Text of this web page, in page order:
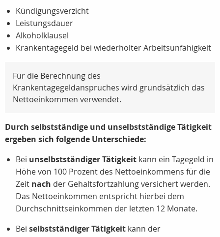
Kündigungsverzicht
Leistungsdauer
Alkoholklausel
Krankentagegeld bei wiederholter Arbeitsunfähigkeit
Für die Berechnung des
Krankentagegeldanspruches wird grundsätzlich das
Nettoeinkommen verwendet.
Durch selbstständige und unselbstständige Tätigkeit
ergeben sich folgende Unterschiede:
Bei unselbstständiger Tätigkeit kann ein Tagegeld in
Höhe von 100 Prozent des Nettoeinkommens für die
Zeit nach der Gehaltsfortzahlung versichert werden.
Das Nettoeinkommen entspricht hierbei dem
Durchschnittseinkommen der letzten 12 Monate.
Bei selbstständiger Tätigkeit kann der